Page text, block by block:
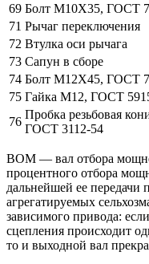
69 Болт М10Х35, ГОСТ
71 Рычаг переключения
72 Втулка оси рычага
73 Сапун в сборе
74 Болт М12Х45, ГОСТ
75 Гайка М12, ГОСТ
76
Пробка резьбовая
ГОСТ 3112-54
ВОМ — вал отбора
процентного отбора
дальнейшей ее передачи
агрегатируемых
зависимого привода:
сцепления происходит
то и выходной вал